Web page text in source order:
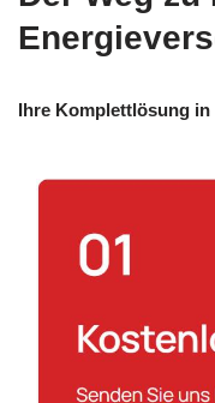
Ihre Komplettlösung